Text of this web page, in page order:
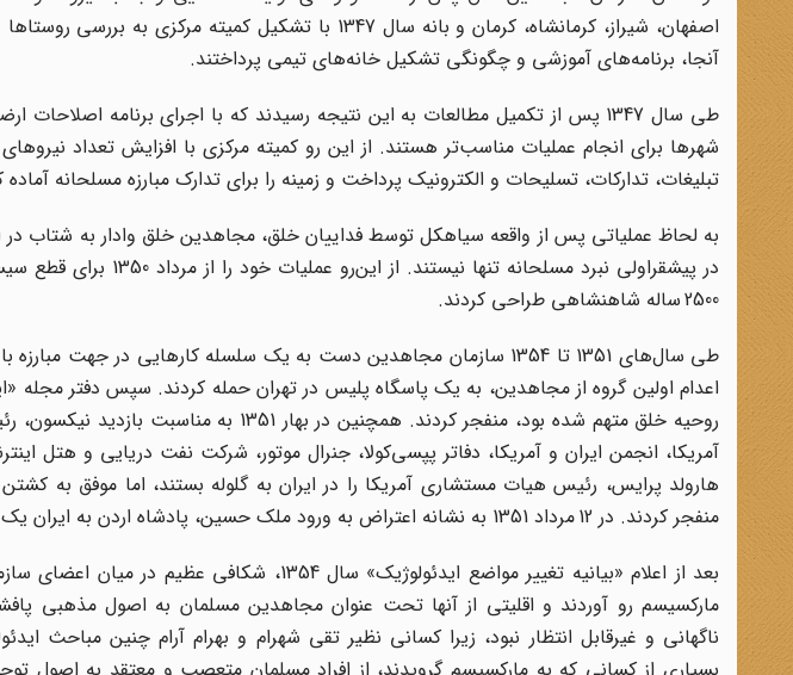
اصفهان، شیراز، کرمانشاه، کرمان و بانه سال 1347 با تشکیل
آنجا، برنامه‌های آموزشی و چگونگی تشکیل خانه‌های تیمی پرداختند.
طی سال 1347 پس از تکمیل مطالعات به این نتیجه رسیدند که با اجرای برنامه
شهرها برای انجام عملیات مناسب‌تر هستند. از این رو کمیته مرکزی با افزایش تعداد
تبلیغات، تدارکات، تسلیحات و الکترونیک پرداخت و زمینه را برای تدارک مبارزه مسلحانه آماده
به لحاظ عملیاتی پس از واقعه سیاهکل توسط فداییان خلق، مجاهدین خلق وادار به شتاب
در پیشقراولی نبرد
2500 ساله شاهنشاهی طراحی کردند.
اعدام اولین گروه از مجاهدین، به یک پاسگاه پلیس در تهران حمله کردند. سپس دفتر مجله
روحیه خلق متهم شده بود، منفجر کردند. همچنین در
آمریکا، انجمن ایران و آمریکا، دفاتر پپسی‌کولا، جنرال موتور، شرکت نفت دریایی و هتل
هارولد پرایس، رئیس هیات مستشاری آمریکا را در ایران به گلوله بستند، اما موفق به
منفجر کردند. در 12 مرداد 1351 به نشانه اعتراض به ورود ملک حسین، پادشاه اردن به ایران یک بمب در سفارت اردن منفجر کردند.
بعد از اعلام «بیانیه تغییر مواضع ایدئولوژیک» سال
مارکسیسم رو آوردند و اقلیتی از آنها تحت عنوان مجاهدین مسلمان به اصول مذهبی
ناگهانی و غیرقابل انتظار نبود، زیرا کسانی نظیر تقی شهرام و بهرام آرام چنین مباحث